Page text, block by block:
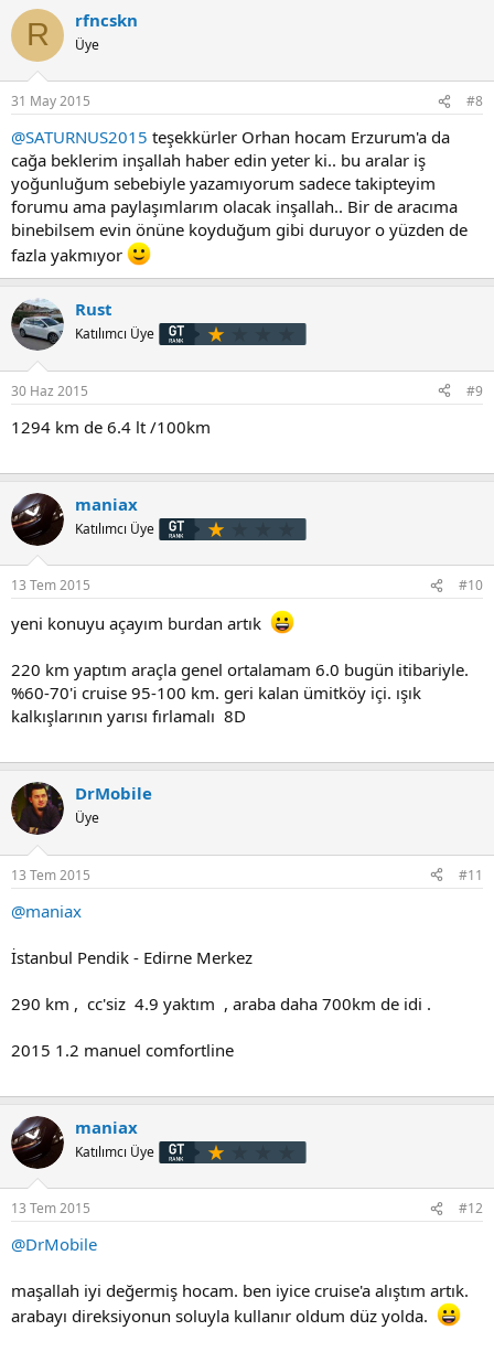
R rfncskn
Üye
31 May 2015 #8
@SATURNUS2015 teşekkürler Orhan hocam Erzurum'a da
cağa beklerim inşallah haber edin yeter ki.. bu aralar iş
yoğunluğum sebebiyle yazamıyorum sadece takipteyim
forumu ama paylaşımlarım olacak inşallah.. Bir de aracıma
binebilsem evin önüne koyduğum gibi duruyor o yüzden de
fazla yakmıyor
Rust
Katılımcı Üye
30 Haz 2015 #9
1294 km de 6.4 lt /100km
maniax
Katılımcı Üye
13 Tem 2015 #10
yeni konuyu açayım burdan artık
220 km yaptım araçla genel ortalamam 6.0 bugün itibariyle.
%60-70'i cruise 95-100 km. geri kalan ümitköy içi. ışık
kalkışlarının yarısı fırlamalı 8D
DrMobile
Üye
13 Tem 2015 #11
@maniax
İstanbul Pendik - Edirne Merkez
290 km , cc'siz 4.9 yaktım , araba daha 700km de idi .
2015 1.2 manuel comfortline
maniax
Katılımcı Üye
13 Tem 2015 #12
@DrMobile
maşallah iyi değermiş hocam. ben iyice cruise'a alıştım artık.
arabayı direksiyonun soluyla kullanır oldum düz yolda.